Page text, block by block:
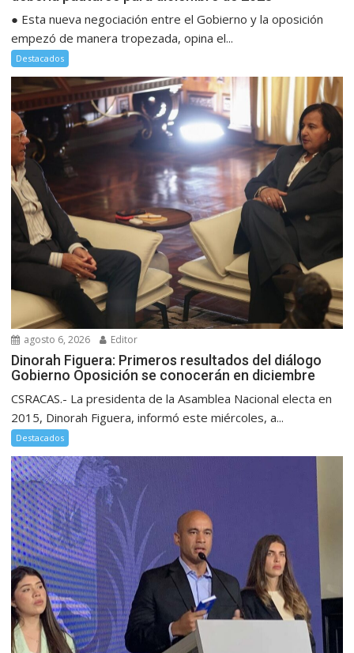
● Esta nueva negociación entre el Gobierno y la oposición
empezó de manera tropezada, opina el...
Destacados
agosto 6, 2026 Editor
Dinorah Figuera: Primeros resultados del diálogo
Gobierno Oposición se conocerán en diciembre
CSRACAS.- La presidenta de la Asamblea Nacional electa en
2015, Dinorah Figuera, informó este miércoles, a...
Destacados